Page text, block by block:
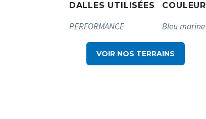
DALLES UTILISÉES
PERFORMANCE Bleu
VOIR NOS TERRAINS